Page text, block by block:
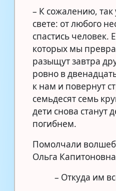
– К сожалению, так
свете: от любого
спастись человек.
которых мы
разыщут завтра
ровно в
к нам и повернут
семьдесят семь
дети снова станут
погибнем.
Помолчали
Ольга
– Откуда им